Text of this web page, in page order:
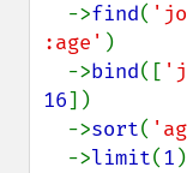
->find(
:age' )
  ->
bind([
16])
  ->
sort(
  ->
limit(1 )